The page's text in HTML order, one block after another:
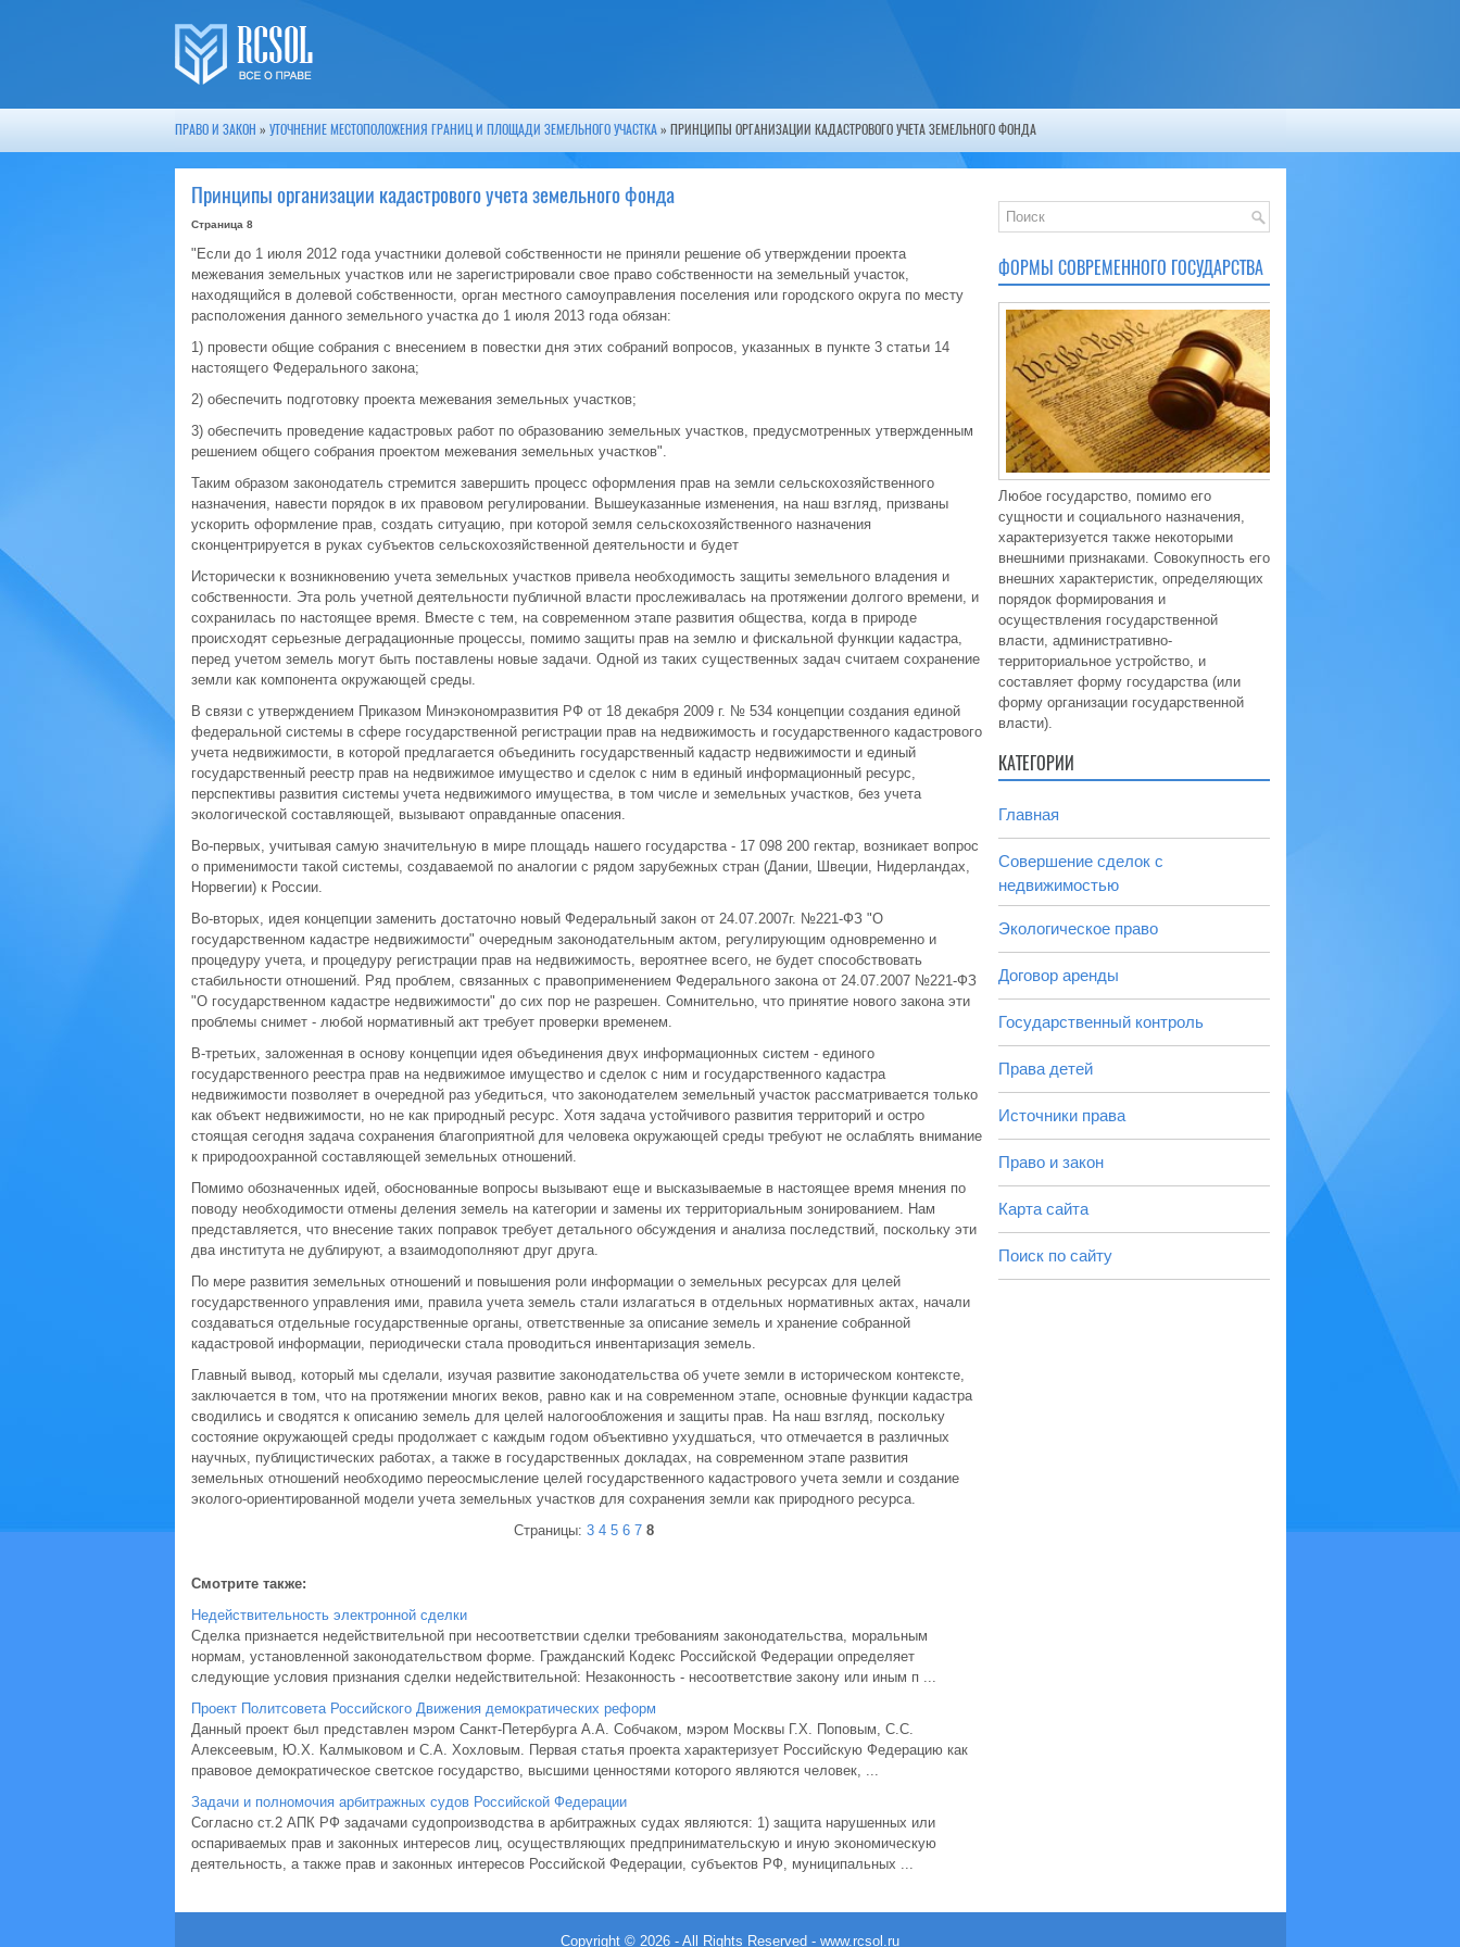
ПРАВО И ЗАКОН » УТОЧНЕНИЕ МЕСТОПОЛОЖЕНИЯ ГРАНИЦ И ПЛОЩАДИ ЗЕМЕЛЬНОГО УЧАСТКА» ПРИНЦИПЫ ОРГАНИЗАЦИИ КАДАСТРОВОГО УЧЕТА ЗЕМЕЛЬНОГО ФОНДА
Принципы организации кадастрового учета земельного фонда
Страница 8
"Если до 1 июля 2012 года участники долевой собственности не приняли решение об утверждении проекта
межевания земельных участков или не зарегистрировали свое право собственности на земельный участок,
находящийся в долевой собственности, орган местного самоуправления поселения или городского округа по месту
расположения данного земельного участка до 1 июля 2013 года обязан:
1) провести общие собрания с внесением в повестки дня этих собраний вопросов, указанных в пункте 3 статьи 14
настоящего Федерального закона;
2) обеспечить подготовку проекта межевания земельных участков;
3) обеспечить проведение кадастровых работ по образованию земельных участков, предусмотренных утвержденным
решением общего собрания проектом межевания земельных участков".
Таким образом законодатель стремится завершить процесс оформления прав на земли сельскохозяйственного
назначения, навести порядок в их правовом регулировании. Вышеуказанные изменения, на наш взгляд, призваны
ускорить оформление прав, создать ситуацию, при которой земля сельскохозяйственного назначения
сконцентрируется в руках субъектов сельскохозяйственной деятельности и будет
Исторически к возникновению учета земельных участков привела необходимость защиты земельного владения и
собственности. Эта роль учетной деятельности публичной власти прослеживалась на протяжении долгого времени, и
сохранилась по настоящее время. Вместе с тем, на современном этапе развития общества, когда в природе
происходят серьезные деградационные процессы, помимо защиты прав на землю и фискальной функции кадастра,
перед учетом земель могут быть поставлены новые задачи. Одной из таких существенных задач считаем сохранение
земли как компонента окружающей среды.
В связи с утверждением Приказом Минэкономразвития РФ от 18 декабря 2009 г. № 534 концепции создания единой
федеральной системы в сфере государственной регистрации прав на недвижимость и государственного кадастрового
учета недвижимости, в которой предлагается объединить государственный кадастр недвижимости и единый
государственный реестр прав на недвижимое имущество и сделок с ним в единый информационный ресурс,
перспективы развития системы учета недвижимого имущества, в том числе и земельных участков, без учета
экологической составляющей, вызывают оправданные опасения.
Во-первых, учитывая самую значительную в мире площадь нашего государства - 17 098 200 гектар, возникает вопрос
о применимости такой системы, создаваемой по аналогии с рядом зарубежных стран (Дании, Швеции, Нидерландах,
Норвегии) к России.
Во-вторых, идея концепции заменить достаточно новый Федеральный закон от 24.07.2007г. №221-ФЗ "О
государственном кадастре недвижимости" очередным законодательным актом, регулирующим одновременно и
процедуру учета, и процедуру регистрации прав на недвижимость, вероятнее всего, не будет способствовать
стабильности отношений. Ряд проблем, связанных с правоприменением Федерального закона от 24.07.2007 №221-ФЗ
"О государственном кадастре недвижимости" до сих пор не разрешен. Сомнительно, что принятие нового закона эти
проблемы снимет - любой нормативный акт требует проверки временем.
В-третьих, заложенная в основу концепции идея объединения двух информационных систем - единого
государственного реестра прав на недвижимое имущество и сделок с ним и государственного кадастра
недвижимости позволяет в очередной раз убедиться, что законодателем земельный участок рассматривается только
как объект недвижимости, но не как природный ресурс. Хотя задача устойчивого развития территорий и остро
стоящая сегодня задача сохранения благоприятной для человека окружающей среды требуют не ослаблять внимание
к природоохранной составляющей земельных отношений.
Помимо обозначенных идей, обоснованные вопросы вызывают еще и высказываемые в настоящее время мнения по
поводу необходимости отмены деления земель на категории и замены их территориальным зонированием. Нам
представляется, что внесение таких поправок требует детального обсуждения и анализа последствий, поскольку эти
два института не дублируют, а взаимодополняют друг друга.
По мере развития земельных отношений и повышения роли информации о земельных ресурсах для целей
государственного управления ими, правила учета земель стали излагаться в отдельных нормативных актах, начали
создаваться отдельные государственные органы, ответственные за описание земель и хранение собранной
кадастровой информации, периодически стала проводиться инвентаризация земель.
Главный вывод, который мы сделали, изучая развитие законодательства об учете земли в историческом контексте,
заключается в том, что на протяжении многих веков, равно как и на современном этапе, основные функции кадастра
сводились и сводятся к описанию земель для целей налогообложения и защиты прав. На наш взгляд, поскольку
состояние окружающей среды продолжает с каждым годом объективно ухудшаться, что отмечается в различных
научных, публицистических работах, а также в государственных докладах, на современном этапе развития
земельных отношений необходимо переосмысление целей государственного кадастрового учета земли и создание
эколого-ориентированной модели учета земельных участков для сохранения земли как природного ресурса.
Страницы: 3 4 5 6 7 8
Смотрите также:
Недействительность электронной сделки
Сделка признается недействительной при несоответствии сделки требованиям законодательства, моральным
нормам, установленной законодательством форме. Гражданский Кодекс Российской Федерации определяет
следующие условия признания сделки недействительной: Незаконность - несоответствие закону или иным п ...
Проект Политсовета Российского Движения демократических реформ
Данный проект был представлен мэром Санкт-Петербурга А.А. Собчаком, мэром Москвы Г.Х. Поповым, С.С.
Алексеевым, Ю.Х. Калмыковом и С.А. Хохловым. Первая статья проекта характеризует Российскую Федерацию как
правовое демократическое светское государство, высшими ценностями которого являются человек, ...
Задачи и полномочия арбитражных судов Российской Федерации
Согласно ст.2 АПК РФ задачами судопроизводства в арбитражных судах являются: 1) защита нарушенных или
оспариваемых прав и законных интересов лиц, осуществляющих предпринимательскую и иную экономическую
деятельность, а также прав и законных интересов Российской Федерации, субъектов РФ, муниципальных ...
ФОРМЫ СОВРЕМЕННОГО ГОСУДАРСТВА
Любое государство, помимо его
сущности и социального назначения,
характеризуется также некоторыми
внешними признаками. Совокупность его
внешних характеристик, определяющих
порядок формирования и
осуществления государственной
власти, административно-
территориальное устройство, и
составляет форму государства (или
форму организации государственной
власти).
КАТЕГОРИИ
Главная
Совершение сделок с
недвижимостью
Экологическое право
Договор аренды
Государственный контроль
Права детей
Источники права
Право и закон
Карта сайта
Поиск по сайту
Copyright © 2026 - All Rights Reserved - www.rcsol.ru